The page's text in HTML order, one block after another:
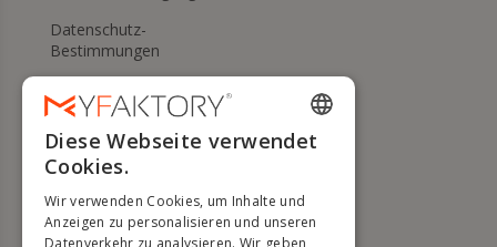
Datenschutz-
Bestimmungen
Meine Cookies verwalten
RÜCKGABERECHT
ENGLISH
DUTCH
Diese Webseite verwendet
Cookies.
Wir verwenden Cookies, um Inhalte und
Anzeigen zu personalisieren und unseren
Datenverkehr zu analysieren. Wir geben